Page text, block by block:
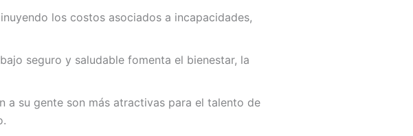
los costos asociados a incapacidades,
seguro y saludable fomenta el bienestar, la
a su gente son más atractivas para el talento de